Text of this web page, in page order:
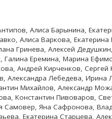
Алиса Барынина,
Алиса Варкова, Екатерина
Гринева, Алексей
Галина Еремина, Марина
Андрей Кирченков, Сергей
Александра Лебедева, Ирина
Михайлов, Александр
Константин Пивоваров,
Самовер, Яна Сафронова,
Екатерина Старцева,